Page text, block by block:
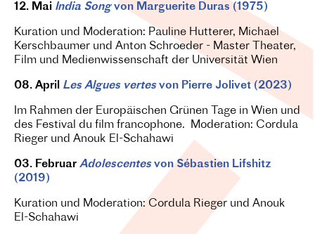
12. Mai India Songvon Marguerite Duras (1975)
Kuration und Moderation: Pauline Hutterer, Michael
Kerschbaumer und Anton Schroeder - Master Theater,
Film und Medienwissenschaft der Universität Wien
08. April Les Algues vertesvon Pierre Jolivet (2023)
Im Rahmen der Europäischen Grünen Tage in Wien und
des Festival du film francophone. Moderation: Cordula
Rieger und Anouk El-Schahawi
03. Februar Adolescentesvon Sébastien Lifshitz
(2019)
Kuration und Moderation: Cordula Rieger und Anouk
El-Schahawi